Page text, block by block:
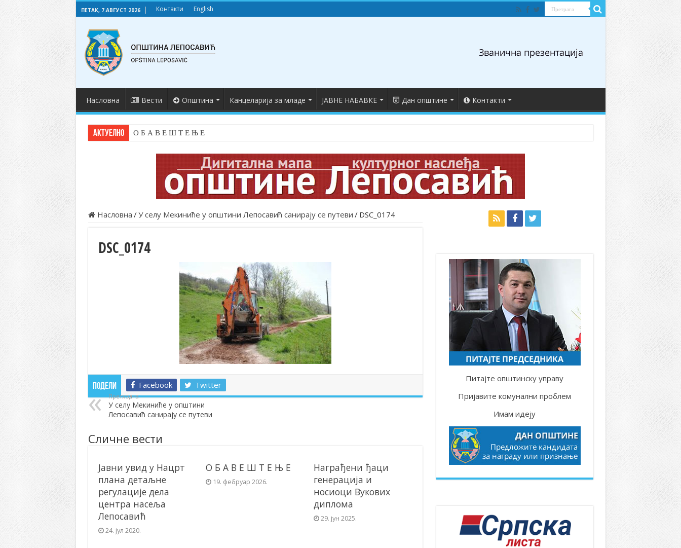
ПЕТАК, 7.АВГУСТ 2026 Контакти English
Насловна Вести Општина Канцеларија за младе ЈАВНЕ НАБАВКЕ Дан општине Контакти
АКТУЕЛНО О Б А В Е Ш Т Е Њ Е
Насловна /У селу Мекиниће у општини Лепосавић санирају се путеви / DSC_0174
DSC_0174
Подели Facebook Twitter
Претходна
У селу Мекиниће у општини
Лепосавић санирају се путеви
Сличне вести
Јавни увид у Нацрт
плана детаљне
регулације дела
центра насеља
Лепосавић
24. јул 2020.
О Б А В Е Ш Т Е Њ Е
19. фебруар 2026.
Награђени ђаци
генерација и
носиоци Вукових
диплома
29. јун 2025.
Питајте општинску управу
Пријавите комунални проблем
Имам идеју